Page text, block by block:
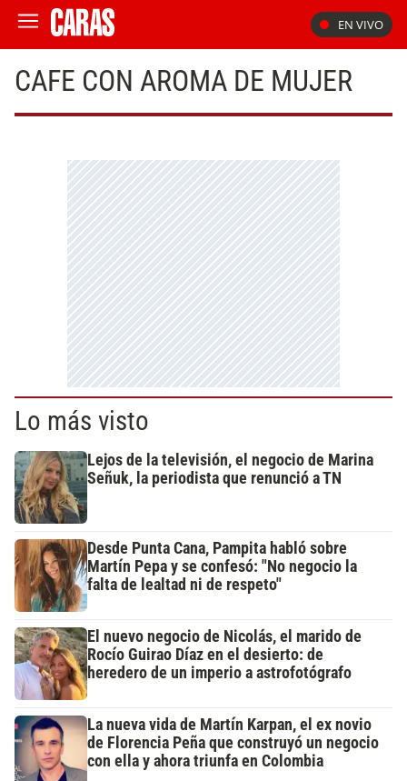
EN VIVO
CAFE CON AROMA DE MUJER
Lo más visto
Lejos de la televisión, el negocio de Marina
Señuk, la periodista que renunció a TN
Desde Punta Cana, Pampita habló sobre
Martín Pepa y se confesó: "No negocio la
falta de lealtad ni de respeto"
El nuevo negocio de Nicolás, el marido de
Rocío Guirao Díaz en el desierto: de
heredero de un imperio a astrofotógrafo
La nueva vida de Martín Karpan, el ex novio
de Florencia Peña que construyó un negocio
con ella y ahora triunfa en Colombia